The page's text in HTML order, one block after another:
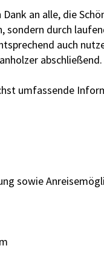
an alle, die
sondern durch
auch
abschließend.
umfassende
sowie